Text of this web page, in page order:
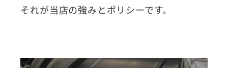
それが当店の強みとポリシーです。